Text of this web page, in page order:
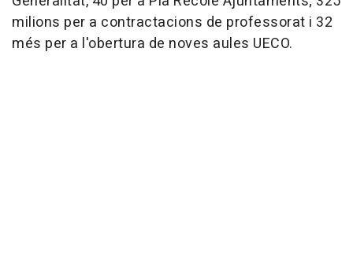
milions per a contractacions de professorat i 32
més per a l'obertura de noves aules UECO.